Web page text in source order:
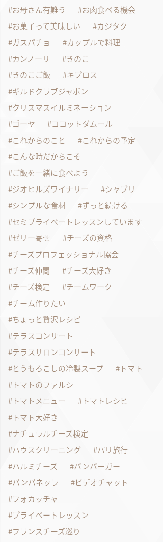
お母さん有難う
お肉食べる機会
お菓子って美味しい
カジタク
ガスパチョ
カップルで料理
カンノーリ
きのこ
きのこご飯
キプロス
ギルドクラブジャポン
クリスマスイルミネーション
ゴーヤ
ココットダムール
これからのこと
これからの予定
こんな時だからこそ
ご飯を一緒に食べよう
ジオヒルズワイナリー
シャブリ
シンプルな食材
ずっと続ける
セミプライベートレッスンしています
ゼリー寄せ
チーズの資格
チーズプロフェッショナル協会
チーズ仲間
チーズ大好き
チーズ検定
チームワーク
チーム作りたい
ちょっと贅沢レシピ
テラスコンサート
テラスサロンコンサート
とうもろこしの冷製スープ
トマト
トマトのファルシ
トマトメニュー
トマトレシピ
トマト大好き
ナチュラルチーズ検定
ハウスクリーニング
パリ旅行
ハルミチーズ
バンバーガー
パンパネッラ
ビデオチャット
フォカッチャ
プライベートレッスン
フランスチーズ巡り